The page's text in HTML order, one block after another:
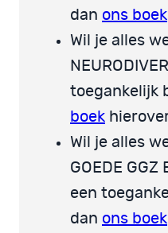
dan ons boek
Wil je alles
toegankelijk
boek
Wil je alles
GOEDE GGZ
een
dan ons boek